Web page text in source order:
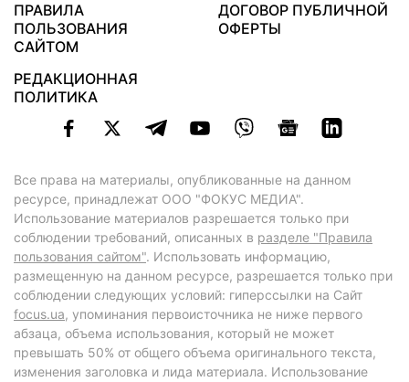
ПРАВИЛА
ПОЛЬЗОВАНИЯ
САЙТОМ
ДОГОВОР ПУБЛИЧНОЙ
ОФЕРТЫ
РЕДАКЦИОННАЯ
ПОЛИТИКА
Все права на материалы, опубликованные на данном
ресурсе, принадлежат ООО "ФОКУС МЕДИА".
Использование материалов разрешается только при
соблюдении требований, описанных в разделе "Правила
пользования сайтом". Использовать информацию,
размещенную на данном ресурсе, разрешается только при
соблюдении следующих условий: гиперссылки на Сайт
focus.ua, упоминания первоисточника не ниже первого
абзаца, объема использования, который не может
превышать 50% от общего объема оригинального текста,
изменения заголовка и лида материала. Использование